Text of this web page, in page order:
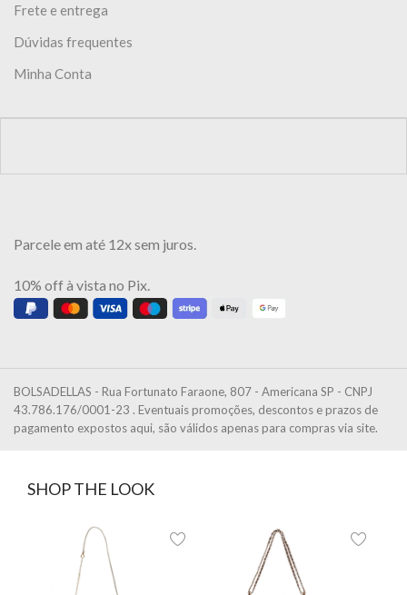
Frete e entrega
Dúvidas frequentes
Minha Conta
Parcele em até 12x sem juros.
10% off à vista no Pix.
BOLSADELLAS - Rua Fortunato Faraone, 807 - Americana SP - CNPJ
43.786.176/0001-23 . Eventuais promoções, descontos e prazos de
pagamento expostos aqui, são válidos apenas para compras via site.
SHOP THE LOOK